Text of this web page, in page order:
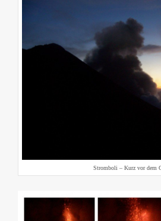
Stromboli – Kurz vor dem